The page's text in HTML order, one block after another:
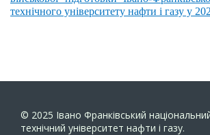
технічного університету нафти і газу у
© 2025 Івано Франківський
технічний університет нафти і газу.